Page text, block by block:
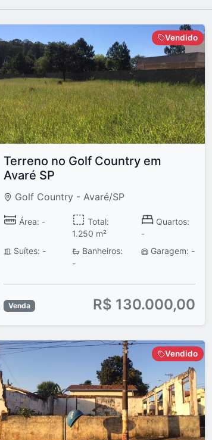
Vendido
Terreno no Golf Country em
Avaré SP
Golf Country - Avaré/SP
Área: -
Total:
1.250 m²
Quartos:
-
Suítes: -
Banheiros:
-
Garagem: -
Venda R$ 130.000,00
Vendido